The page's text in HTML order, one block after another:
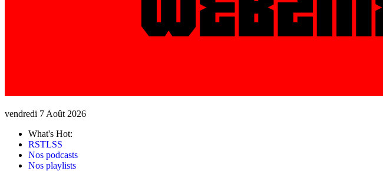
vendredi 7 Août 2026
What's Hot:
RSTLSS
Nos podcasts
Nos playlists